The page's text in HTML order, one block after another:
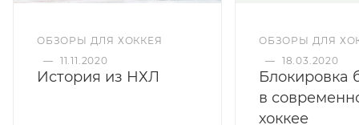
ОБЗОРЫ ДЛЯ ХОККЕЯ
— 11.11.2020
История из НХЛ
ОБЗОРЫ ДЛЯ
— 18.03.2020
Блокировка
в
хоккее